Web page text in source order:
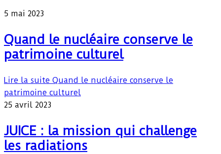
5 mai 2023
Quand le nucléaire conserve le
patrimoine culturel
Lire la suite Quand le nucléaire conserve le
patrimoine culturel
25 avril 2023
JUICE : la mission qui challenge
les radiations